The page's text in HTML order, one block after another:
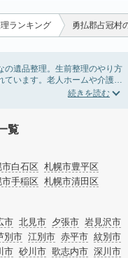
ランキング 勇払郡占冠村
の遺品整理。生前整理のやり方
ています。老人ホームや介護施
、在宅介護の介護整理や福祉住
てみましょう。
ノートの選び方や、整理整
してみてください。
覧
市白石区 札幌市豊平区
市手稲区 札幌市清田区
市 北見市 夕張市 岩見沢市
別市 江別市 赤平市 紋別市
市 砂川市 歌志内市 深川市